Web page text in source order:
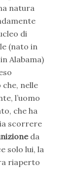
natura
di
(nato in
Alabama)
che, nelle
l’uomo
che ha
scorrere
da
solo lui, la
riaperto